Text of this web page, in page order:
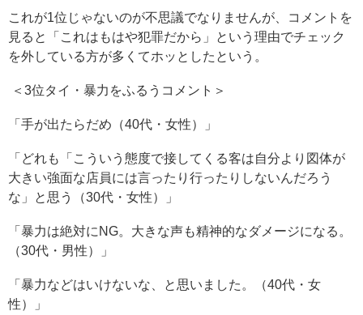
これが1位じゃないのが不思議でなりませんが、コメントを
見ると「これはもはや犯罪だから」という理由でチェック
を外している方が多くてホッとしたという。
＜3位タイ・暴力をふるうコメント＞
「手が出たらだめ（40代・女性）」
「どれも「こういう態度で接してくる客は自分より図体が
大きい強面な店員には言ったり行ったりしないんだろう
な」と思う（30代・女性）」
「暴力は絶対にNG。大きな声も精神的なダメージになる。
（30代・男性）」
「暴力などはいけないな、と思いました。（40代・女
性）」